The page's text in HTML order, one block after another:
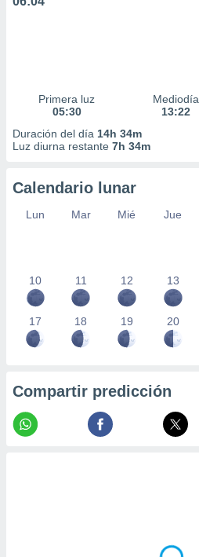
Primera luz
05:30
Mediodía
13:22
Duración del día 14h 34m
Luz diurna restante 7h 34m
Calendario lunar
Lun Mar Mié Jue
10 11 12 13
17 18 19 20
Compartir predicción